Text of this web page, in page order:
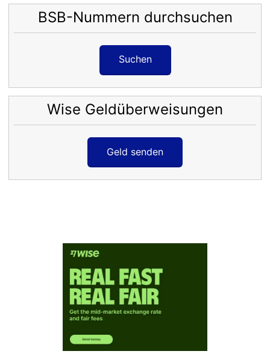
BSB-Nummern durchsuchen
Suchen
Wise Geldüberweisungen
Geld senden